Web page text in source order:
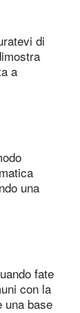
di
a
una
fate
con la
una base